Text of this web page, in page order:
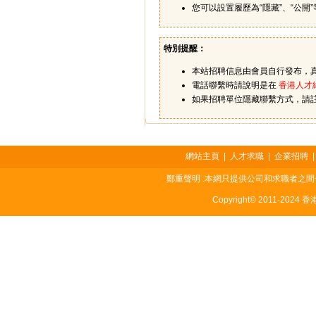
您可以設置履歷為“隱藏”、“公
特別提醒：
本站招聘信息由會員自行發布，
電話聯繫時請說明是在 香港人才
如果招聘單位隱藏聯繫方式，請
網站主頁 人才求職 企業招聘
鄭重聲明 :本網只提供公司和求職者之
Copyright© 2011-2024 香